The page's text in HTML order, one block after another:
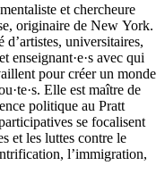
et chercheure
originaire de New York.
d’artistes, universitaires,
enseignant·e·s avec qui
pour créer un monde
Elle est maître de
politique au Pratt
se focalisent
et les luttes contre le
l’immigration,